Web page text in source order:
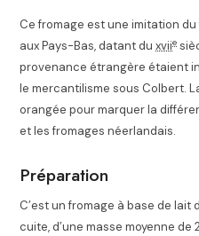
Ce fromage est une imitation
aux Pays-Bas, datant duxviie
provenance étrangère étaient
le mercantilisme sous Colbert.
orangée pour marquer la
et les fromages néerlandais.
Préparation
C’est un fromage à base de lait
cuite, d’une masse moyenne de